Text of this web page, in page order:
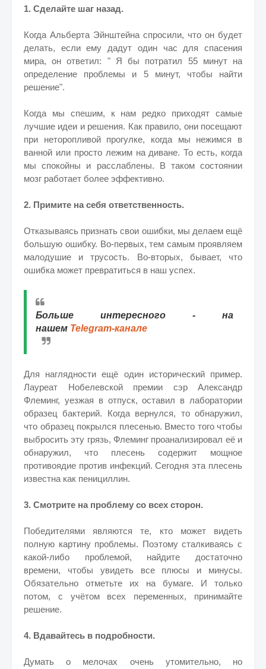
1. Сделайте шаг назад.
Когда Альберта Эйнштейна спросили, что он будет
делать, если ему дадут один час для спасения
мира, он ответил: " Я бы потратил 55 минут на
определение проблемы и 5 минут, чтобы найти
решение".
Когда мы спешим, к нам редко приходят самые
лучшие идеи и решения. Как правило, они посещают
при неторопливой прогулке, когда мы нежимся в
ванной или просто лежим на диване. То есть, когда
мы спокойны и расслаблены. В таком состоянии
мозг работает более эффективно.
2. Примите на себя ответственность.
Отказываясь признать свои ошибки, мы делаем ещё
большую ошибку. Во-первых, тем самым проявляем
малодушие и трусость. Во-вторых, бывает, что
ошибка может превратиться в наш успех.
Больше интересного - на
нашем Telegram-канале
Для наглядности ещё один исторический пример.
Лауреат Нобелевской премии сэр Александр
Флеминг, уезжая в отпуск, оставил в лаборатории
образец бактерий. Когда вернулся, то обнаружил,
что образец покрылся плесенью. Вместо того чтобы
выбросить эту грязь, Флеминг проанализировал её и
обнаружил, что плесень содержит мощное
противоядие против инфекций. Сегодня эта плесень
известна как пенициллин.
3. Смотрите на проблему со всех сторон.
Победителями являются те, кто может видеть
полную картину проблемы. Поэтому сталкиваясь с
какой-либо проблемой, найдите достаточно
времени, чтобы увидеть все плюсы и минусы.
Обязательно отметьте их на бумаге. И только
потом, с учётом всех переменных, принимайте
решение.
4. Вдавайтесь в подробности.
Думать о мелочах очень утомительно, но